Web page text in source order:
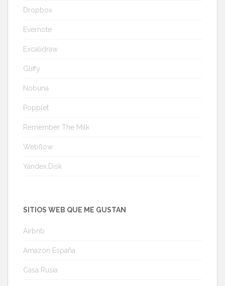
Dropbox
Evernote
Excalidraw
Gliffy
Nobuna
Popplet
Remember The Milk
Webflow
Yandex.Disk
SITIOS WEB QUE ME GUSTAN
Airbnb
Amazon España
Casa Rusia